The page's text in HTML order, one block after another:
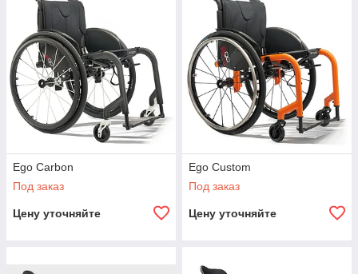
Ego Carbon
Под заказ
Цену уточняйте
Ego Custom
Под заказ
Цену уточняйте